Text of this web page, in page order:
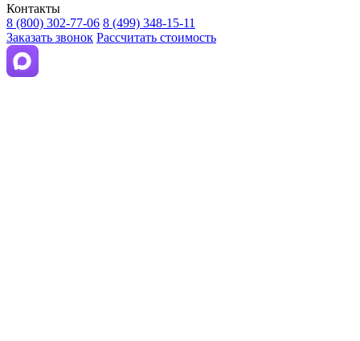
Контакты
8 (800) 302-77-06 8 (499) 348-15-11
Заказать звонок Рассчитать стоимость